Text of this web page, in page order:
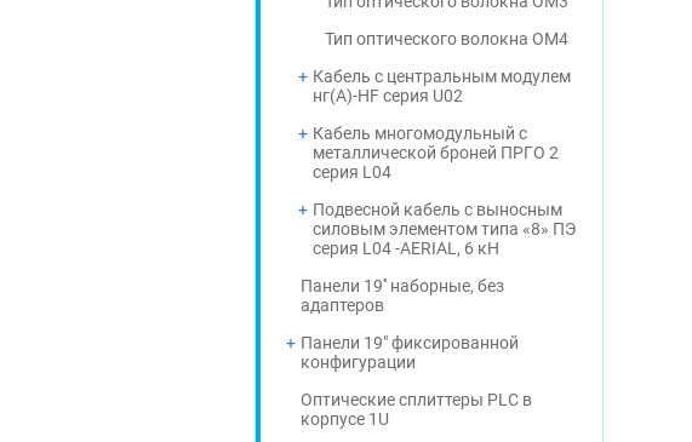
Тип оптического волокна OM4
Кабель с центральным модулем
нг(А)-HF серия U02
Кабель многомодульный с
металлической броней ПРГО 2
серия L04
Подвесной кабель с выносным
силовым элементом типа «8» ПЭ
серия L04 -AERIAL, 6 кН
Панели 19'' наборные, без
адаптеров
Панели 19" фиксированной
конфигурации
Оптические сплиттеры PLC в
корпусе 1U